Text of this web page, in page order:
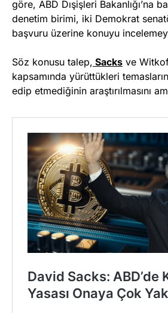
göre, ABD Dışişleri Bakanlığı’na
denetim birimi, iki Demokrat
başvuru üzerine konuyu
Söz konusu talep, Sacks ve
kapsamında yürüttükleri
edip etmediğinin araştırılmasını